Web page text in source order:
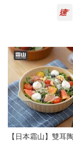
張星 劉暢 徐
張昭煒(1)
張欣武(1)
上海遠東出
中信出版社
中原農民出
【日本霜山】雙耳